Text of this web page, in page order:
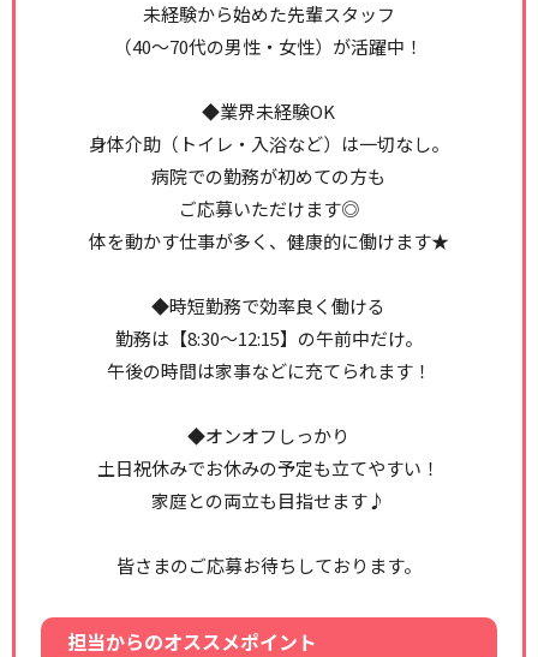
未経験から始めた先輩スタッフ
（40～70代の男性・女性）が活躍中！
◆業界未経験OK
身体介助（トイレ・入浴など）は一切なし。
病院での勤務が初めての方も
ご応募いただけます◎
体を動かす仕事が多く、健康的に働けます★
◆時短勤務で効率良く働ける
勤務は【8:30～12:15】の午前中だけ。
午後の時間は家事などに充てられます！
◆オンオフしっかり
土日祝休みでお休みの予定も立てやすい！
家庭との両立も目指せます♪
皆さまのご応募お待ちしております。
担当からのオススメポイント